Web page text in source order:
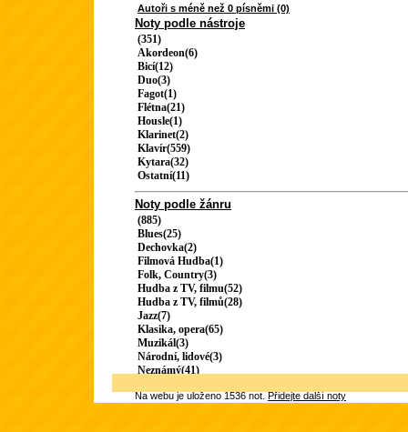
Autoři s méně než 0 písněmi (0)
Noty podle nástroje
(351)
Akordeon(6)
Bicí(12)
Duo(3)
Fagot(1)
Flétna(21)
Housle(1)
Klarinet(2)
Klavír(559)
Kytara(32)
Ostatní(11)
Noty podle žánru
(885)
Blues(25)
Dechovka(2)
Filmová Hudba(1)
Folk, Country(3)
Hudba z TV, filmu(52)
Hudba z TV, filmů(28)
Jazz(7)
Klasika, opera(65)
Muzikál(3)
Národní, lidové(3)
Neznámý(41)
Na webu je uloženo 1536 not.Přidejte další noty